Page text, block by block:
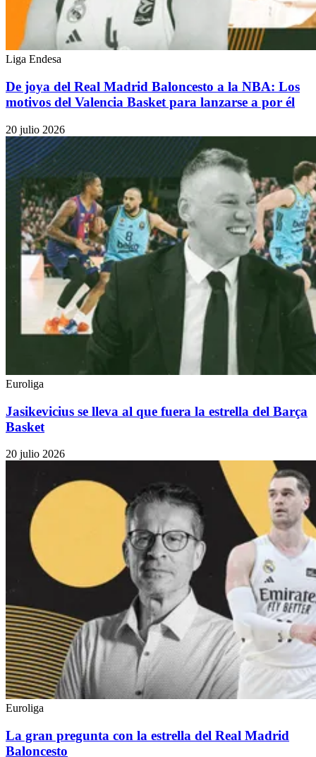
Liga Endesa
De joya del Real Madrid Baloncesto a la NBA: Los
motivos del Valencia Basket para lanzarse a por él
20 julio 2026
Euroliga
Jasikevicius se lleva al que fuera la estrella del Barça
Basket
20 julio 2026
Euroliga
La gran pregunta con la estrella del Real Madrid
Baloncesto